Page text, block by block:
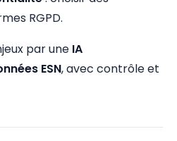
RGPD.
par une IA
ESN, avec contrôle et